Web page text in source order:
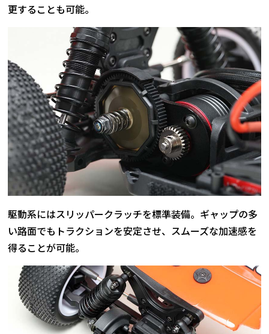
更することも可能。
駆動系にはスリッパークラッチを標準装備。ギャップの多
い路面でもトラクションを安定させ、スムーズな加速感を
得ることが可能。